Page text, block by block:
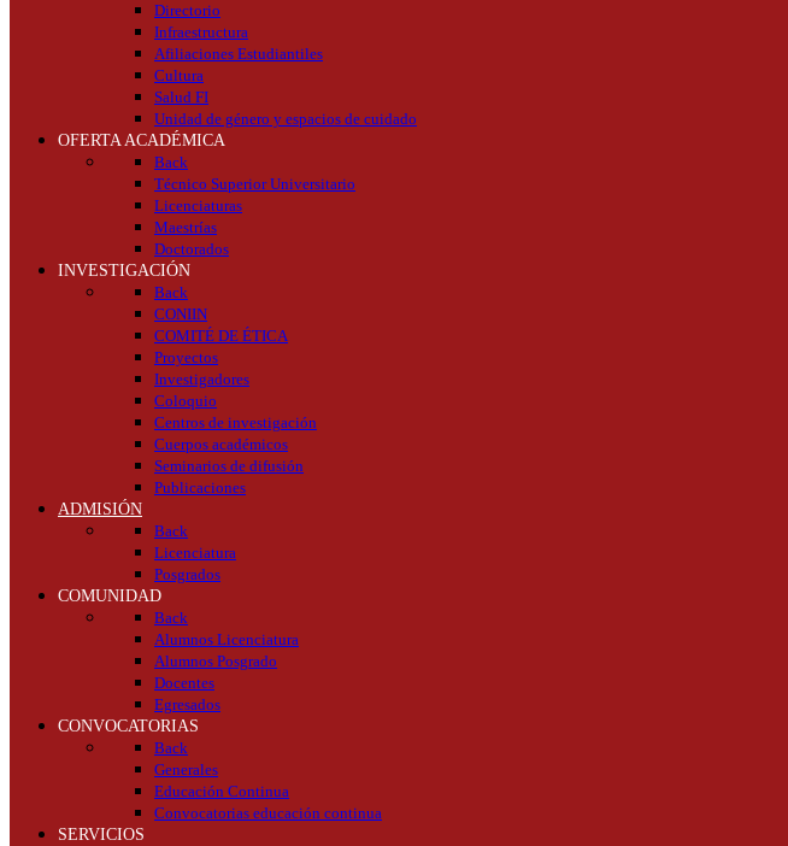
Directorio
Infraestructura
Afiliaciones Estudiantiles
Cultura
Salud FI
Unidad de género y espacios de cuidado
OFERTA ACADÉMICA
Back
Técnico Superior Universitario
Licenciaturas
Maestrías
Doctorados
INVESTIGACIÓN
Back
CONIIN
COMITÉ DE ÉTICA
Proyectos
Investigadores
Coloquio
Centros de investigación
Cuerpos académicos
Seminarios de difusión
Publicaciones
ADMISIÓN
Back
Licenciatura
Posgrados
COMUNIDAD
Back
Alumnos Licenciatura
Alumnos Posgrado
Docentes
Egresados
CONVOCATORIAS
Back
Generales
Educación Continua
Convocatorias educación continua
SERVICIOS